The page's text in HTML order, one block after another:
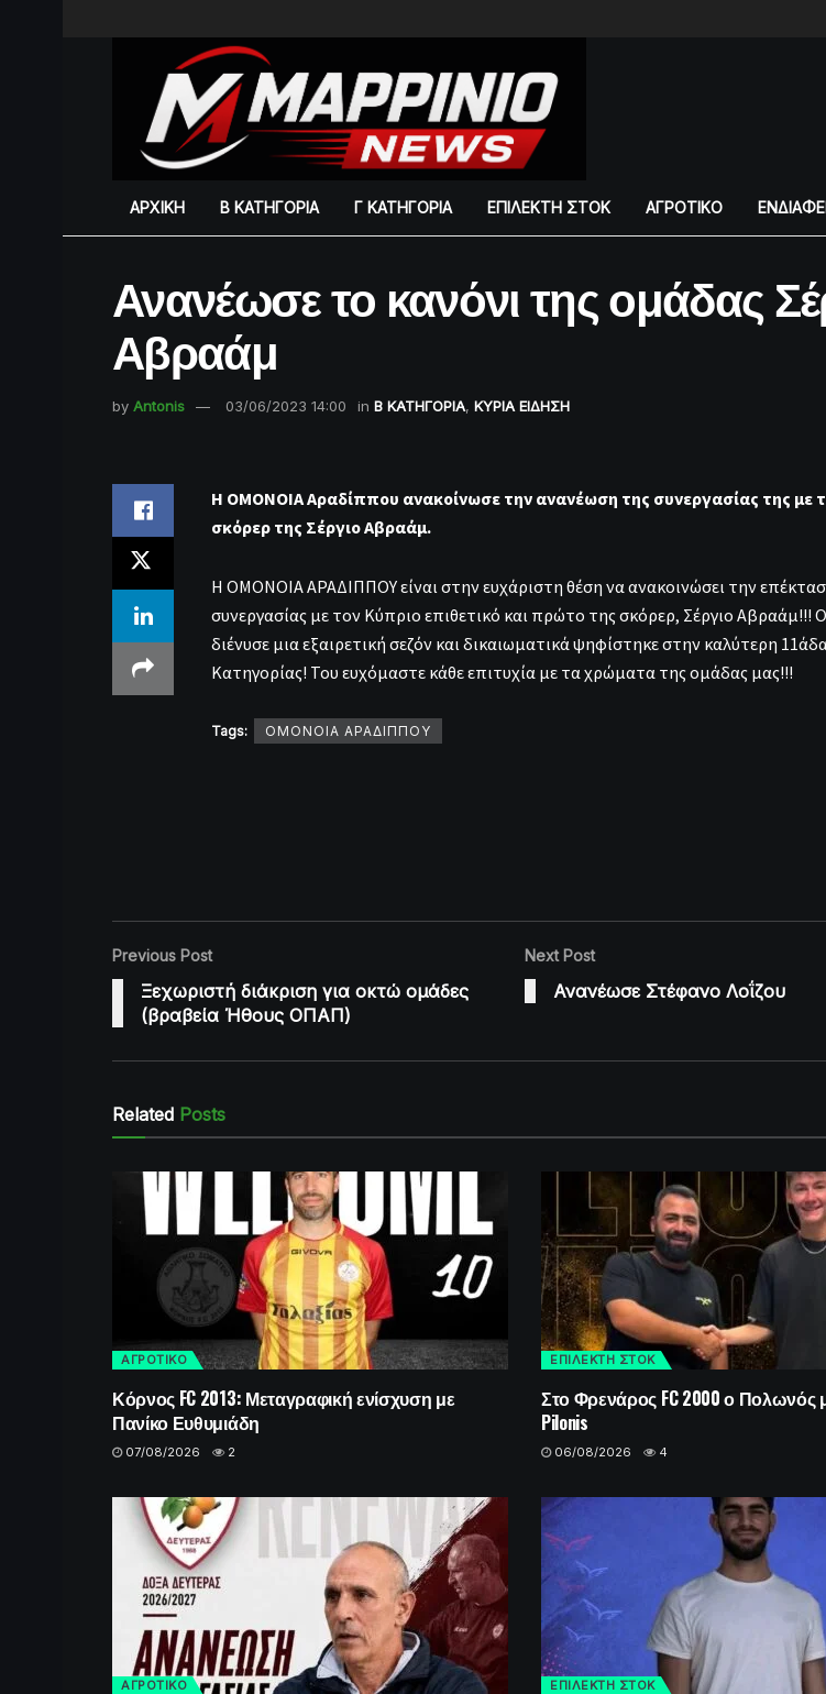
ΑΡΧΙΚΗ Β ΚΑΤΗΓΟΡΙΑ Γ ΚΑΤΗΓΟΡΙΑ ΕΠΙΛΕΚΤΗ ΣΤΟΚ ΑΓΡΟΤΙΚΟ
Ανανέωσε το κανόνι της ομάδας
Αβραάμ
by Antonis 03/06/2023 14:00 in Β ΚΑΤΗΓΟΡΙΑ, ΚΥΡΙΑ ΕΙΔΗΣΗ
Η ΟΜΟΝΟΙΑ Αραδίππου ανακοίνωσε την ανανέωση της συνεργασίας της με
σκόρερ της Σέργιο Αβραάμ.
Η ΟΜΟΝΟΙΑ ΑΡΑΔΙΠΠΟΥ είναι στην ευχάριστη θέση να ανακοινώσει την
συνεργασίας με τον Κύπριο επιθετικό και πρώτο της σκόρερ, Σέργιο Αβραάμ!!!
διένυσε μια εξαιρετική σεζόν και δικαιωματικά ψηφίστηκε στην καλύτερη
Κατηγορίας! Του ευχόμαστε κάθε επιτυχία με τα χρώματα της ομάδας μας!!!
Tags: ΟΜΟΝΟΙΑ ΑΡΑΔΙΠΠΟΥ
Previous Post
Ξεχωριστή διάκριση για οκτώ ομάδες
(βραβεία Ήθους ΟΠΑΠ)
Next Post
Ανανέωσε Στέφανο Λοΐζου
Related Posts
ΑΓΡΟΤΙΚΟ
Κόρνος FC 2013: Μεταγραφική ενίσχυση με
Πανίκο Ευθυμιάδη
07/08/2026 2
ΕΠΙΛΕΚΤΗ ΣΤΟΚ
Στο Φρενάρος FC 2000 ο Πολωνός
Pilonis
06/08/2026 4
ΑΓΡΟΤΙΚΟ ΕΠΙΛΕΚΤΗ ΣΤΟΚ